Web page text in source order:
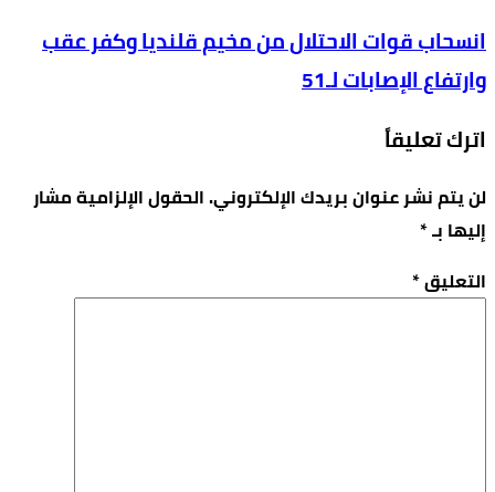
انسحاب قوات الاحتلال من مخيم قلنديا وكفر عقب
وارتفاع الإصابات لـ51
اترك تعليقاً
لن يتم نشر عنوان بريدك الإلكتروني.الحقول الإلزامية مشار
إليها بـ*
التعليق*